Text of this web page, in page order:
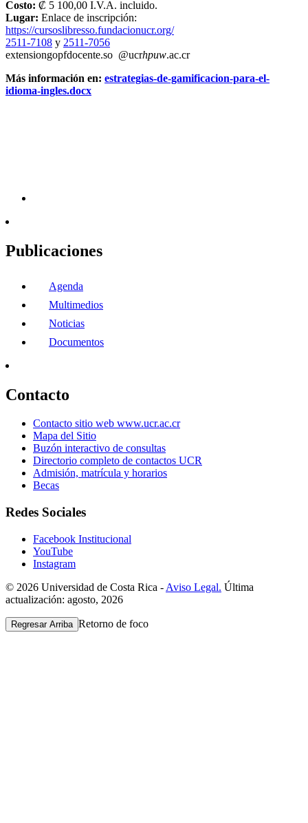
Costo: ₡ 5 100,00 I.V.A. incluido.
Lugar: Enlace de inscripción:
https://cursoslibresso.fundacionucr.org/
2511-7108 y 2511-7056
extensiongopfdocente.so @ucrhpuw.ac.cr
Más información en: estrategias-de-gamificacion-para-el-
idioma-ingles.docx
Publicaciones
Agenda
Multimedios
Noticias
Documentos
Contacto
Contacto sitio web www.ucr.ac.cr
Mapa del Sitio
Buzón interactivo de consultas
Directorio completo de contactos UCR
Admisión, matrícula y horarios
Becas
Redes Sociales
Facebook Institucional
YouTube
Instagram
© 2026 Universidad de Costa Rica - Aviso Legal. Última
actualización: agosto, 2026
Regresar Arriba Retorno de foco